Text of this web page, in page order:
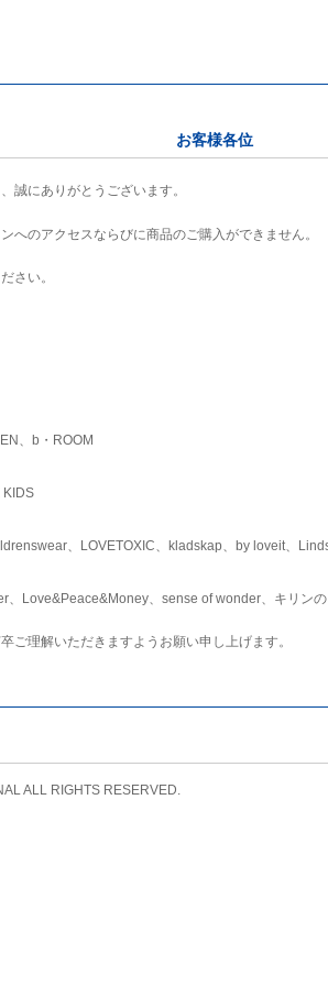
お客様各位
誠にありがとうございます。
へのアクセスならびに商品のご購入ができません。
さい。
、b・ROOM
KIDS
、LOVETOXIC、kladskap、by loveit、
Love&Peace&Money、sense of wonder、キリンの
ご理解いただきますようお願い申し上げます。